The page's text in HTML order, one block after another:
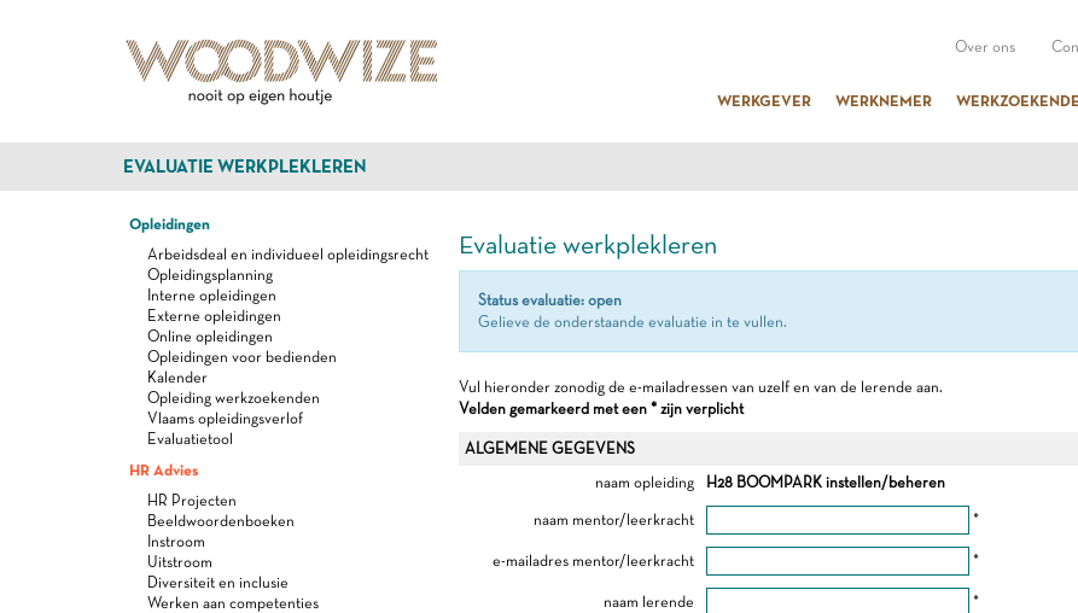
Over ons
WERKGEVER WERKNEMER WERKZOEKENDE
EVALUATIE WERKPLEKLEREN
Opleidingen
Arbeidsdeal en individueel opleidingsrecht
Opleidingsplanning
Interne opleidingen
Externe opleidingen
Online opleidingen
Opleidingen voor bedienden
Kalender
Opleiding werkzoekenden
Vlaams opleidingsverlof
Evaluatietool
HR Advies
HR Projecten
Beeldwoordenboeken
Instroom
Uitstroom
Diversiteit en inclusie
Werken aan competenties
Evaluatie werkplekleren
Status evaluatie: open
Gelieve de onderstaande evaluatie in te vullen.
Vul hieronder zonodig de e-mailadressen van uzelf en van de lerende aan.
Velden gemarkeerd met een * zijn verplicht
ALGEMENE GEGEVENS
naam opleiding
H28 BOOMPARK instellen/beheren
naam mentor/leerkracht *
e-mailadres mentor/leerkracht *
naam lerende *